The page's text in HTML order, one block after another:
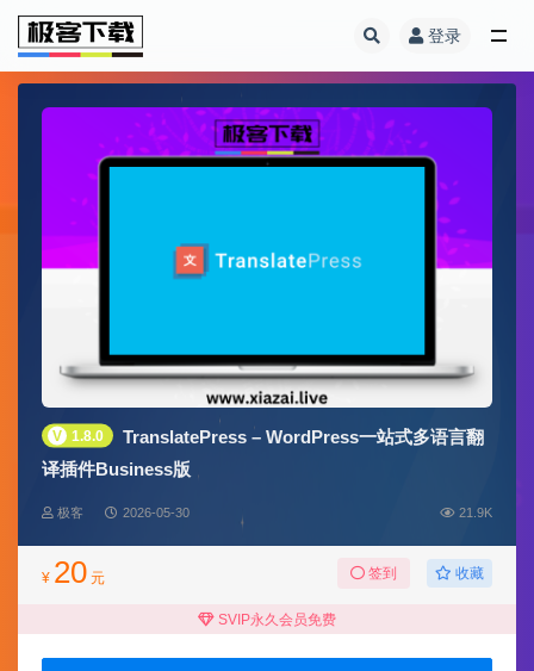
登录
V 1.8.0
TranslatePress – WordPress一站式多语言翻
译插件Business版
极客 2026-05-30 21.9K
¥ 20 元 签到 收藏
SVIP永久会员免费
全部